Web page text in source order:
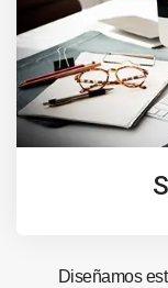
Diseñamos